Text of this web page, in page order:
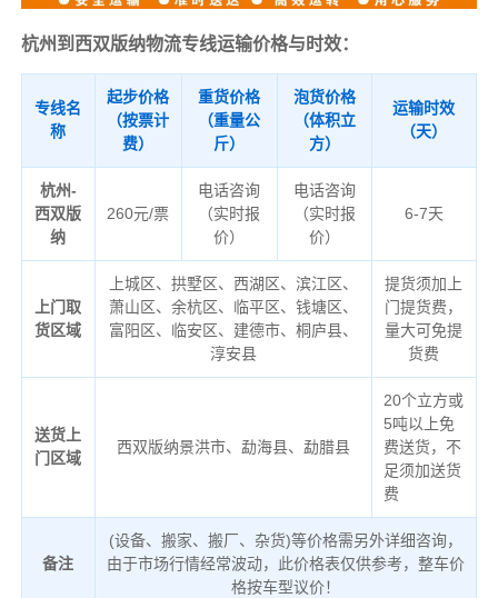
杭州到西双版纳物流专线运输价格与时效：
专线名
称
起步价格
（按票计
费）
重货价格
（重量公
斤）
泡货价格
（体积立
方）
运输时效
（天）
杭州-
西双版
纳
260元/票
电话咨询
（实时报
价）
电话咨询
（实时报
价）
6-7天
上门取
货区域
上城区、拱墅区、西湖区、滨江区、
萧山区、余杭区、临平区、钱塘区、
富阳区、临安区、建德市、桐庐县、
淳安县
提货须加上
门提货费，
量大可免提
货费
送货上
门区域
西双版纳景洪市、勐海县、勐腊县
20个立方或
5吨以上免
费送货，不
足须加送货
费
备注
(设备、搬家、搬厂、杂货)等价格需另外详细咨询，
由于市场行情经常波动，此价格表仅供参考，整车价
格按车型议价！